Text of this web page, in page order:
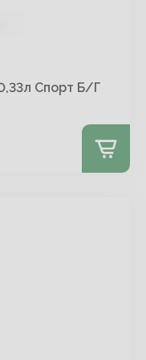
Спорт Б/Г